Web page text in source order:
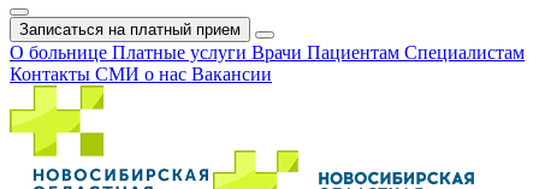
Записаться на платный прием
О больнице Платные услуги Врачи Пациентам Специалистам
Контакты СМИ о нас Вакансии